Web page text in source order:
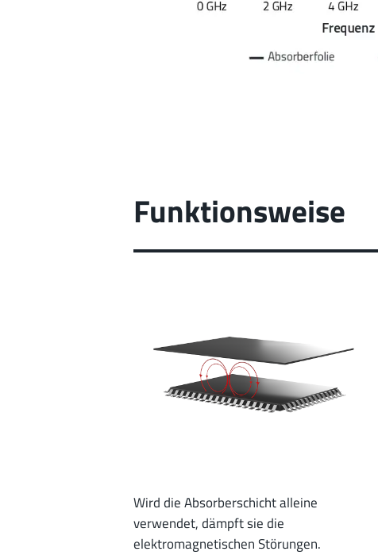
Funktionsweise
Wird die Absorberschicht alleine
verwendet, dämpft sie die
elektromagnetischen Störungen.